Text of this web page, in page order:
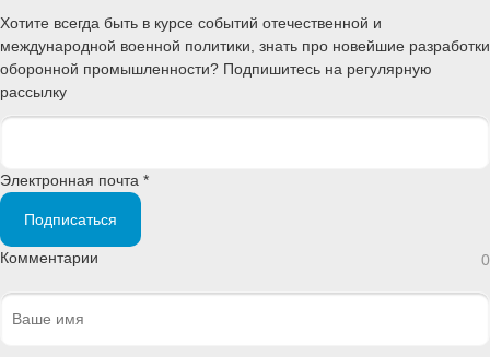
Хотите всегда быть в курсе событий отечественной и
международной военной политики, знать про новейшие разработки
оборонной промышленности? Подпишитесь на регулярную
рассылку
Электронная почта *
Подписаться
Комментарии 0